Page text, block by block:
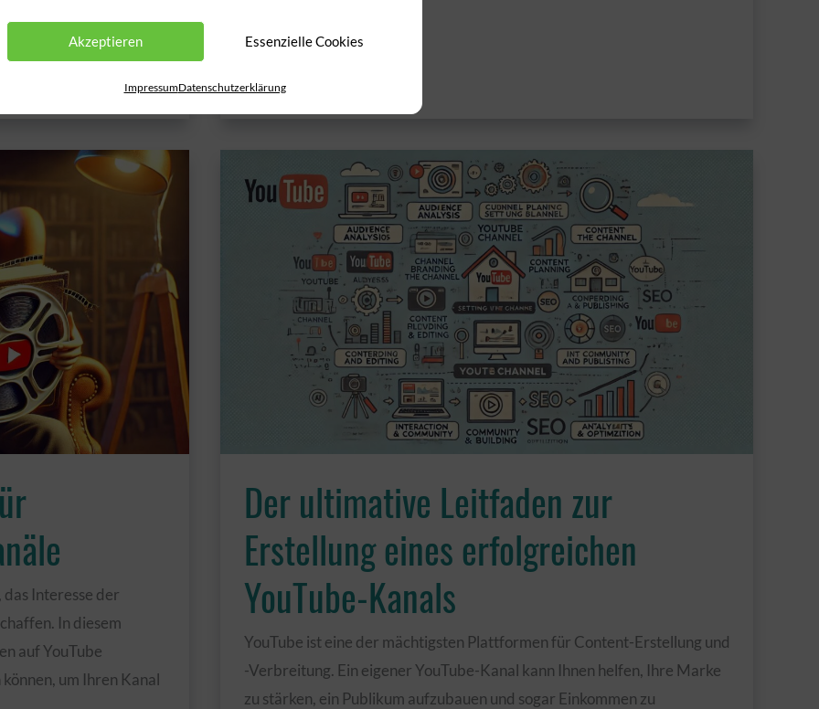
Akzeptieren Essenzielle Cookies
ImpressumDatenschutzerklärung
eine
treue
aufbauen
Interesse der
In diesem
auf YouTube
um Ihren Kanal
Der ultimative Leitfaden zur
Erstellung eines erfolgreichen
YouTube-Kanals
YouTube ist eine der mächtigsten Plattformen für Content-Erstellung und
-Verbreitung. Ein eigener YouTube-Kanal kann Ihnen helfen, Ihre Marke
zu stärken, ein Publikum aufzubauen und sogar Einkommen zu